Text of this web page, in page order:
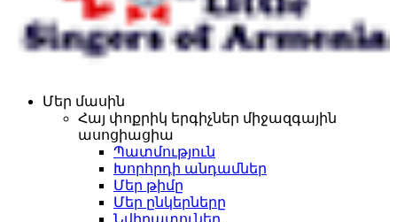
Մեր մասին
Հայ փոքրիկ երգիչներ միջազգային
ասոցիացիա
Պատմություն
Խորհրդի անդամներ
Մեր թիմը
Մեր ընկերները